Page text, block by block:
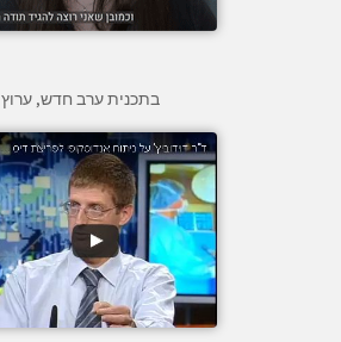
בתכנית ערב חדש, ערוץ 1